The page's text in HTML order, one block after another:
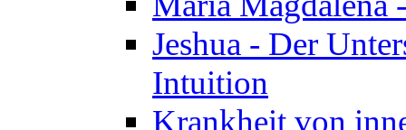
Jeshua - Der
Intuition
Krankheit von